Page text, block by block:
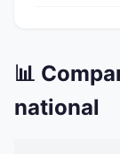
📊
national